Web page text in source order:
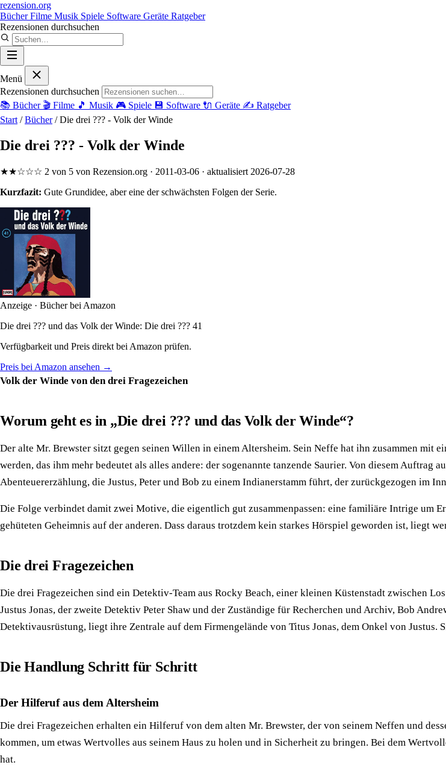
rezension.org
BücherFilme Musik Spiele Software Geräte Ratgeber
Rezensionen durchsuchen
Menü
Rezensionen durchsuchen
📚 Bücher 🎬 Filme 🎵 Musik 🎮 Spiele 💾 Software 🔌 Geräte ✍️ Ratgeber
Start / Bücher / Die drei ??? - Volk der Winde
Die drei ??? - Volk der Winde
★★☆☆☆ 2 von 5 von Rezension.org · 2011-03-06 · aktualisiert 2026-07-28
Kurzfazit: Gute Grundidee, aber eine der schwächsten Folgen der Serie.
Anzeige · Bücher bei Amazon
Die drei ??? und das Volk der Winde: Die drei ??? 41
Verfügbarkeit und Preis direkt bei Amazon prüfen.
Preis bei Amazon ansehen →
Volk der Winde von den drei Fragezeichen
Worum geht es in „Die drei ??? und das Volk der Winde“?
Der alte Mr. Brewster sitzt gegen seinen Willen in einem Altersheim. Sein Neffe hat ihn zusammen mit
werden, das ihm mehr bedeutet als alles andere: der sogenannte tanzende Saurier. Von diesem
Abenteuererzählung, die Justus, Peter und Bob zu einem Indianerstamm führt, der zurückgezogen im
Die Folge verbindet damit zwei Motive, die eigentlich gut zusammenpassen: eine familiäre Intrige um
gehüteten Geheimnis auf der anderen. Dass daraus trotzdem kein starkes Hörspiel geworden ist, liegt
Die drei Fragezeichen
Die drei Fragezeichen sind ein Detektiv-Team aus Rocky Beach, einer kleinen Küstenstadt zwischen
Justus Jonas, der zweite Detektiv Peter Shaw und der Zuständige für Recherchen und Archiv, Bob
Detektivausrüstung, liegt ihre Zentrale auf dem Firmengelände von Titus Jonas, dem Onkel von
Die Handlung Schritt für Schritt
Der Hilferuf aus dem Altersheim
Die drei Fragezeichen erhalten ein Hilferuf von dem alten Mr. Brewster, der von seinem Neffen und
kommen, um etwas Wertvolles aus seinem Haus zu holen und in Sicherheit zu bringen. Bei dem
hat.